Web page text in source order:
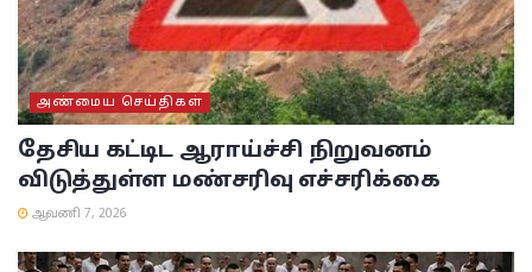
அண்மைய செய்திகள்
தேசிய கட்டிட ஆராய்ச்சி நிறுவனம்
விடுத்துள்ள மண்சரிவு எச்சரிக்கை
ஆவணி 7, 2026